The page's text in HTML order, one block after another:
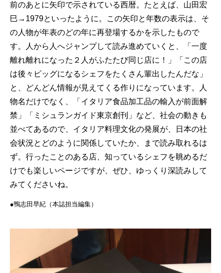
前のあとに矢印で示されている西暦。たとえば、山田宏
巳→1979といったように。この矢印と年数の表示は、そ
の人物が年表のどの年に再登場するかを示したもので
す。人から人へジャンプして読み進めていくと、「一度
離れ離れになった２人がふたたび同じ店に！」「この店
は後々ビッグになるシェフをたくさん輩出したんだな」
と、どんどん情報が見えてくる作りになっています。人
物名だけでなく、「イタリア食品加工品の輸入が前面解
禁」「ミシュランガイド東京創刊」など、社会の動きも
並べてあるので、イタリア料理文化の発展が、日本の社
会状況とどのように関係していたか、まで読み取れるは
ず。行ったことのある店、知っているシェフを眺めるだ
けでも楽しいページですが、ぜひ、ゆっくり深読みして
みてくださいね。
●鴨志田早紀（本誌担当編集）